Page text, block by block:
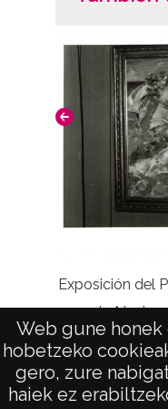
Web gune honek
hobetzeko
gero, zure
haiek ez
Exposición del
premio
Arte de los